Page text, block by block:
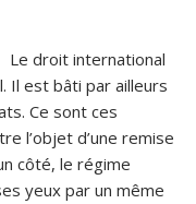
Le droit international
Il est bâti par ailleurs
Ce sont ces
l’objet d’une remise
côté, le régime
yeux par un même